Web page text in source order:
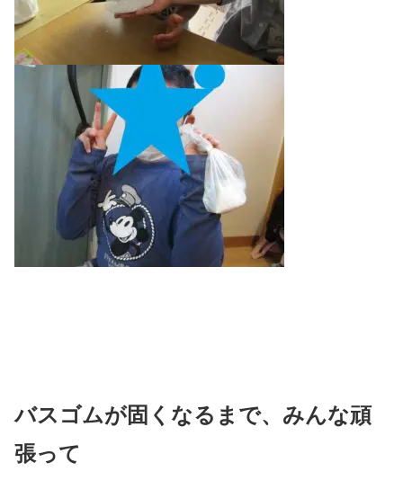
バスゴムが固くなるまで、みんな頑
張って